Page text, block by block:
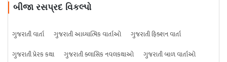
બીજા રસપ્રદ વિકલ્પો
ગુજરાતી વાર્તા ગુજરાતી આધ્યાત્મિક વાર્તાઓ
ગુજરાતી ફિક્શન વાર્તા
ગુજરાતી પ્રેરક કથા
ગુજરાતી ક્લાસિક નવલકથાઓ
ગુજરાતી બાળ વાર્તાઓ